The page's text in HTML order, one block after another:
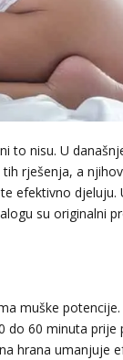
to nisu. U
rješenja, a
efektivno djeluju.
su originalni
muške
do 60 minuta
hrana umanjuje